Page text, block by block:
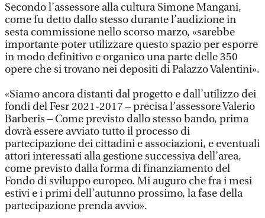
Secondo l’assessore alla cultura Simone Mangani,
come fu detto dallo stesso durante l’audizione in
sesta commissione nello scorso marzo, «sarebbe
importante poter utilizzare questo spazio per esporre
in modo definitivo e organico una parte delle 350
opere che si trovano nei depositi di Palazzo Valentini».
«Siamo ancora distanti dal progetto e dall’utilizzo dei
fondi del Fesr 2021-2017 – precisa l’assessore Valerio
Barberis – Come previsto dallo stesso bando, prima
dovrà essere avviato tutto il processo di
partecipazione dei cittadini e associazioni, e eventuali
attori interessati alla gestione successiva dell’area,
come previsto dalla forma di finanziamento del
Fondo di sviluppo europeo. Mi auguro che fra i mesi
estivi e i primi dell’autunno prossimo, la fase della
partecipazione prenda avvio».